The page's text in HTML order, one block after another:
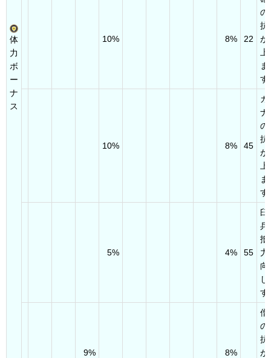
体
力
ボ
ー
ナ
ス
10% 8% 22
の
抗
が
ま
す
10% 8% 45
ガ
ナ
の
抗
が
ま
す
5% 4% 55
臼
兵
抵
力
向
す
9% 8%
僧
の
抗
が